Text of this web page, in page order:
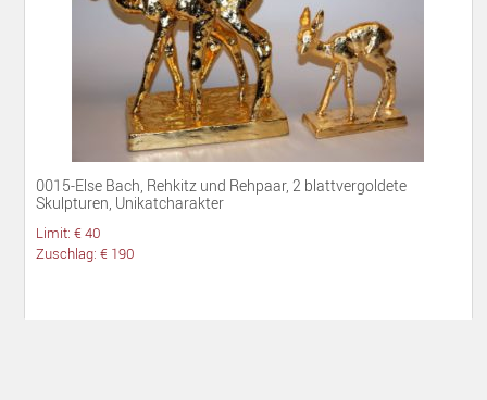
0015-Else Bach, Rehkitz und Rehpaar, 2 blattvergoldete
Skulpturen, Unikatcharakter
Limit: € 40
Zuschlag: € 190